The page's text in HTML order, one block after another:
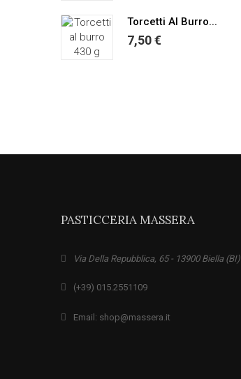
Torcetti Al Burro...
7,50 €
PASTICCERIA MASSERA
Via Della Repubblica, 65 - 13900 Biella (BI)
(+39) 015.2551109
Email: shop@massera.it